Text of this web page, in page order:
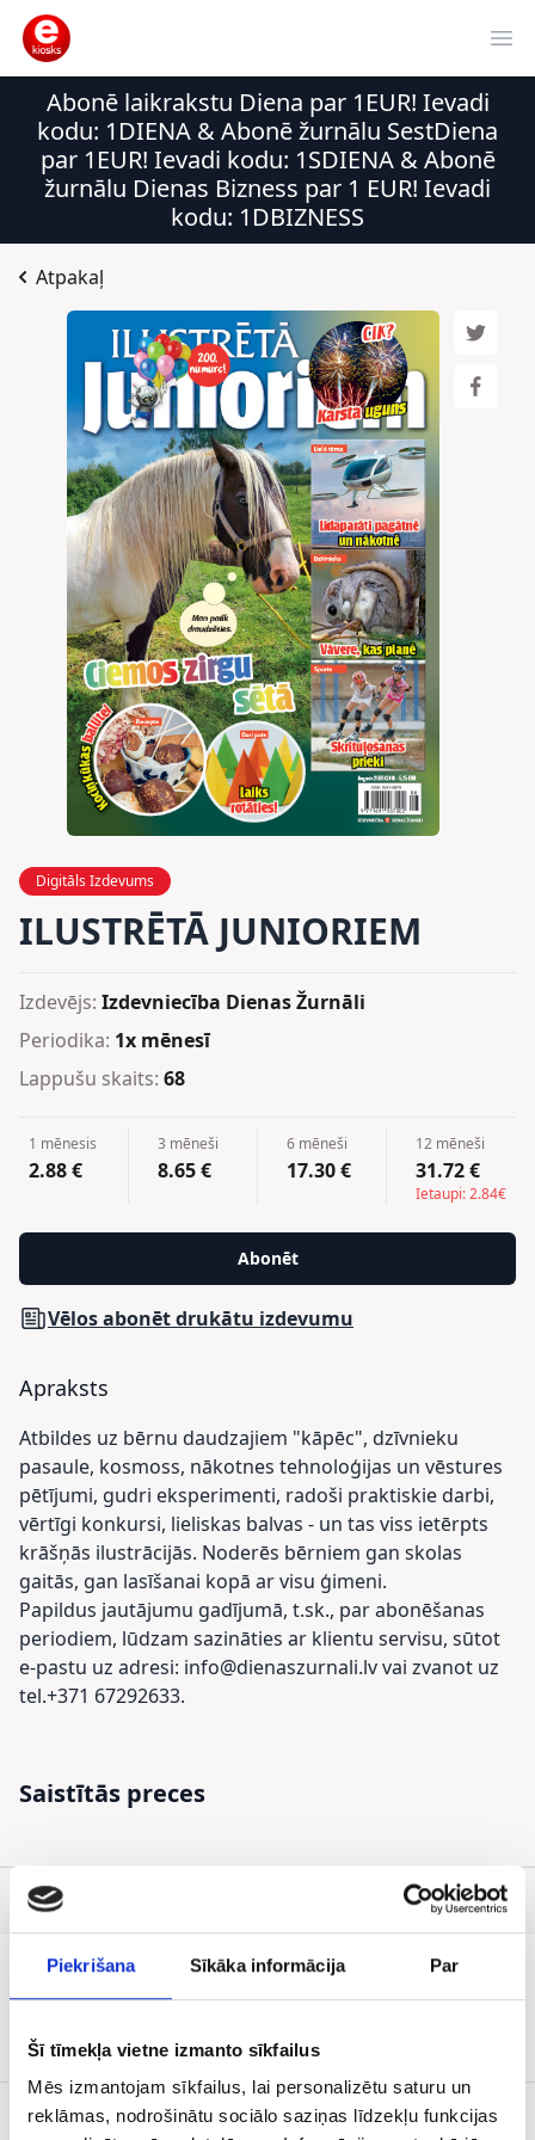
Piekrišana Sīkāka informācija Par
Šī tīmekļa vietne izmanto sīkfailus
Mēs izmantojam sīkfailus, lai personalizētu saturu un
reklāmas, nodrošinātu sociālo saziņas līdzekļu funkcijas
Abonē laikrakstu Diena par 1EUR! Ievadi
kodu: 1DIENA & Abonē žurnālu SestDiena
par 1EUR! Ievadi kodu: 1SDIENA & Abonē
žurnālu Dienas Bizness par 1 EUR! Ievadi
kodu: 1DBIZNESS
Atpakaļ
Digitāls Izdevums
ILUSTRĒTĀ JUNIORIEM
Izdevējs: Izdevniecība Dienas Žurnāli
Periodika: 1x mēnesī
Lappušu skaits: 68
1 mēnesis
2.88 €
3 mēneši
8.65 €
6 mēneši
17.30 €
12 mēneši
31.72 €
Ietaupi: 2.84€
Abonēt
Vēlos abonēt drukātu izdevumu
Apraksts
Atbildes uz bērnu daudzajiem "kāpēc", dzīvnieku
pasaule, kosmoss, nākotnes tehnoloģijas un vēstures
pētījumi, gudri eksperimenti, radoši praktiskie darbi,
vērtīgi konkursi, lieliskas balvas - un tas viss ietērpts
krāšņās ilustrācijās. Noderēs bērniem gan skolas
gaitās, gan lasīšanai kopā ar visu ģimeni.
Papildus jautājumu gadījumā, t.sk., par abonēšanas
periodiem, lūdzam sazināties ar klientu servisu, sūtot
e-pastu uz adresi: info@dienaszurnali.lv vai zvanot uz
tel.+371 67292633.
Saistītās preces
IZDEVUMA
REGULARITĀTE
TOP 500 1 x mēnesī